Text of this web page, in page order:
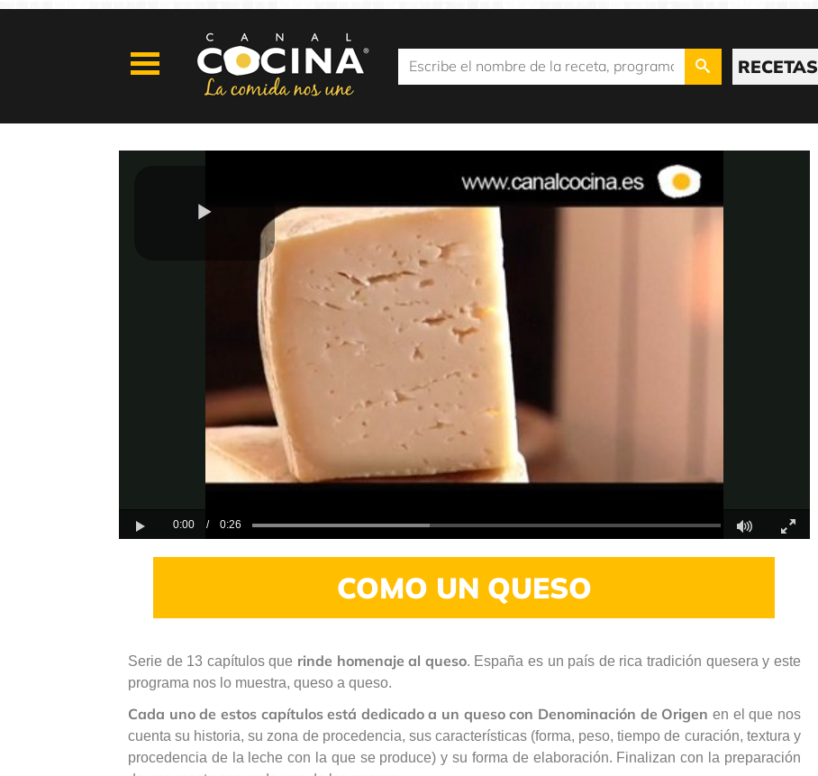
RECETAS
Play
0:00 /
0:26
Fullscreen
COMO UN QUESO
Serie de 13 capítulos que rinde homenaje al queso. España es un país de rica tradición quesera y este
programa nos lo muestra, queso a queso.
Cada uno de estos capítulos está dedicado a un queso con Denominación de Origen en el que nos
cuenta su historia, su zona de procedencia, sus características (forma, peso, tiempo de curación, textura y
procedencia de la leche con la que se produce) y su forma de elaboración. Finalizan con la preparación